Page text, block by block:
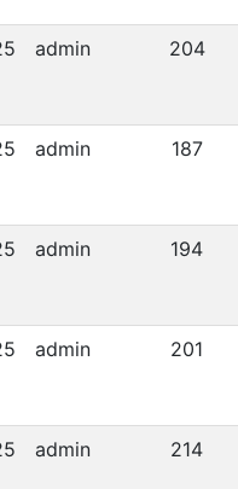
admin 204
admin 187
admin 194
admin 201
admin 214